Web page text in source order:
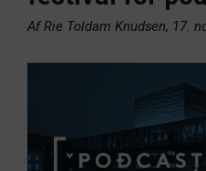
Af Rie Toldam Knudsen, 17.